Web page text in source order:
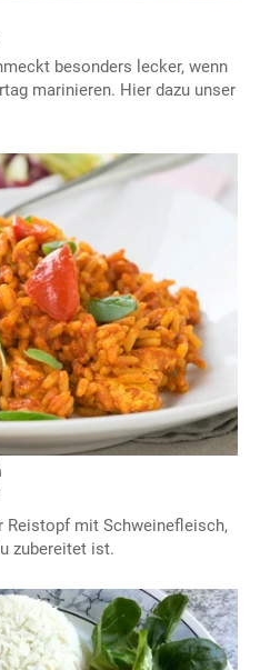
besonders lecker, wenn
marinieren. Hier dazu unser
Reistopf mit Schweinefleisch,
zubereitet ist.